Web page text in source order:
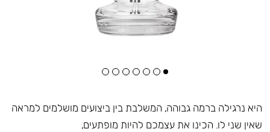
היא נרגילה ברמה גבוהה, המשלבת בין ביצועים מושלמים למראה
שאין שני לו. הכינו את עצמכם להיות מופתעים,